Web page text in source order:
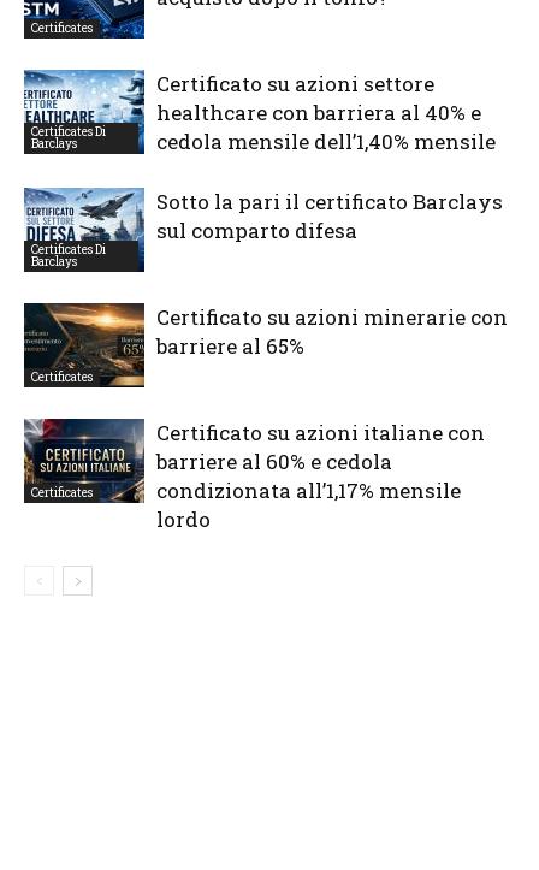
Certificates
Certificates Di
Barclays
Certificato su azioni settore
healthcare con barriera al 40% e
cedola mensile dell’1,40% mensile
Certificates Di
Barclays
Sotto la pari il certificato Barclays
sul comparto difesa
Certificates
Certificato su azioni minerarie con
barriere al 65%
Certificates
Certificato su azioni italiane con
barriere al 60% e cedola
condizionata all’1,17% mensile
lordo